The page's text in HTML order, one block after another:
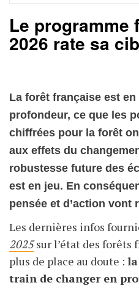
Le programme
2026 rate sa
La forêt française est
profondeur, ce que les
chiffrées pour la forêt
aux effets du
robustesse future des
est en jeu. En
pensée et d’action vont
Les dernières infos
2025sur l’état des forêts
plus de place au doute :
train de changer en